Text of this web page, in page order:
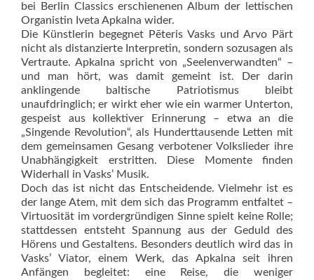
bei Berlin Classics erschienenen Album der lettischen
Organistin Iveta Apkalna wider.
Die Künstlerin begegnet Pēteris Vasks und Arvo Pärt
nicht als dis­tanzierte Interpretin, sondern sozusagen als
Vertraute. Apkalna spricht von „Seelenverwandten“ –
und man hört, was damit gemeint ist. Der da­rin
anklingende baltische Patriotismus bleibt
unaufdringlich; er wirkt eher wie ein warmer Unterton,
gespeist aus kollektiver Erinnerung – etwa an die
„Singende Revolution“, als Hunderttausende Letten mit
dem gemeinsamen Gesang verbotener Volkslieder ihre
Unabhängigkeit erstritten. Diese Momente finden
Widerhall in Vasks’ Musik.
Doch das ist nicht das Entscheidende. Vielmehr ist es
der lange Atem, mit dem sich das Programm entfaltet –
Virtuosität im vordergründigen Sinne spielt keine Rolle;
stattdessen entsteht Spannung aus der Geduld des
Hörens und Gestaltens. Besonders deutlich wird das in
Vasks’ Viator, einem Werk, das Apkalna seit ihren
Anfängen begleitet: eine Reise, die weniger